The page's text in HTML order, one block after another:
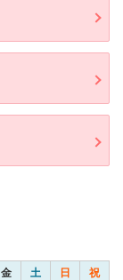
金 土 日 祝